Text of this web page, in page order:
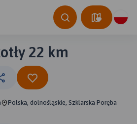
22 km
Polska, dolnośląskie, Szklarska Poręba